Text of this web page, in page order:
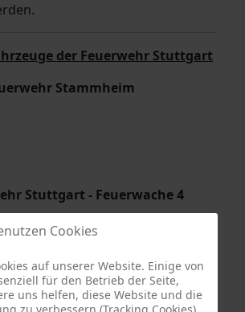
der Feuerwehr Stuttgart
Stammheim
Stuttgart - Feuerwache 4
Cookies
auf unserer Website. Einige von
für den Betrieb der Seite,
uns helfen, diese Website und die
zu verbessern (Tracking Cookies).